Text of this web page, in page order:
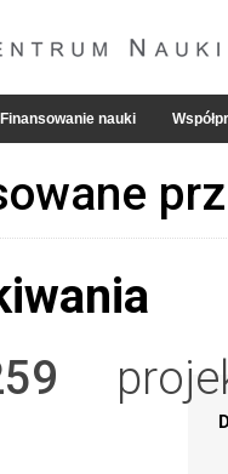
Finansowanie nauki